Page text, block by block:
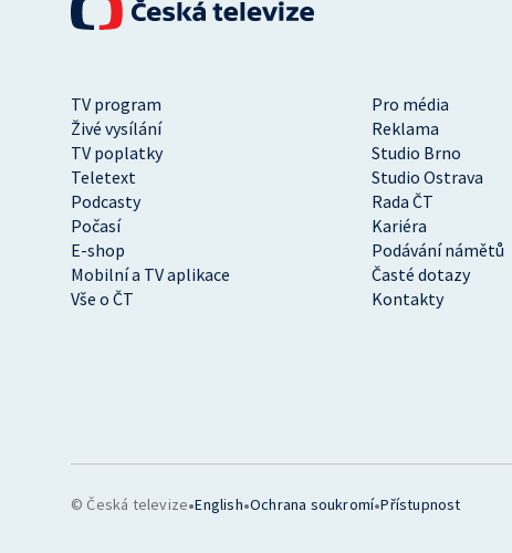
TV program
Pro média
Živé vysílání
Reklama
TV poplatky
Studio Brno
Teletext
Studio Ostrava
Podcasty
Rada ČT
Počasí
Kariéra
E-shop
Podávání námětů
Mobilní a TV aplikace
Časté dotazy
Vše o ČT
Kontakty
© Česká televize•English•Ochrana soukromí•Přístupnost